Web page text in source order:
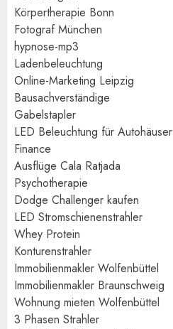
Körpertherapie Bonn
Fotograf München
hypnose-mp3
Ladenbeleuchtung
Online-Marketing Leipzig
Bausachverständige
Gabelstapler
LED Beleuchtung für Autohäuser
Finance
Ausflüge Cala Ratjada
Psychotherapie
Dodge Challenger kaufen
LED Stromschienenstrahler
Whey Protein
Konturenstrahler
Immobilienmakler Wolfenbüttel
Immobilienmakler Braunschweig
Wohnung mieten Wolfenbüttel
3 Phasen Strahler